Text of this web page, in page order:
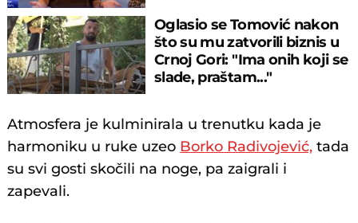
Oglasio se Tomović nakon
što su mu zatvorili biznis u
Crnoj Gori: "Ima onih koji se
slade, praštam..."
Atmosfera je kulminirala u trenutku kada je
harmoniku u ruke uzeo Borko Radivojević, tada
su svi gosti skočili na noge, pa zaigrali i
zapevali.